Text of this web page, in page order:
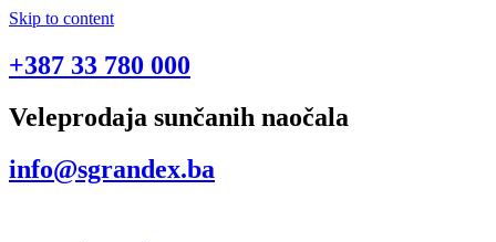
Skip to content
+387 33 780 000
Veleprodaja sunčanih naočala
info@sgrandex.ba